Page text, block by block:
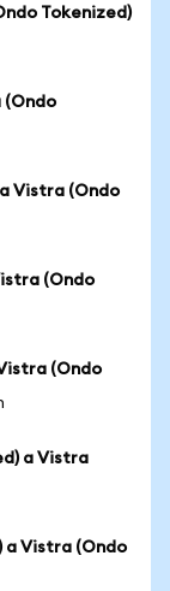
Tokenized)
(Ondo
Vistra (Ondo
(Ondo
(Ondo
a Vistra
a Vistra (Ondo